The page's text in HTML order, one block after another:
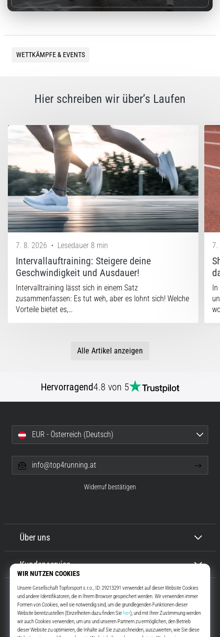
WETTKÄMPFE & EVENTS
Hier schreiben wir über’s Laufen
7. 8. 2026 • Lesedauer 8 min
Intervallauftraining: Steigere deine
Geschwindigkeit und Ausdauer!
Intervalltraining lässt sich in einem Satz
zusammenfassen: Es tut weh, aber es lohnt sich! Welche
Vorteile bietet es,…
7.
In
Alle Artikel anzeigen
Hervorragend4.8 von 5
Top4Running.at
Seit mehr als 16 Jahren motivieren wir dich, rauszugehen und zu laufen.
Über uns
Kundenservice
EUR - Österreich (Deutsch)
info@top4running.at
Widerruf bestätigen